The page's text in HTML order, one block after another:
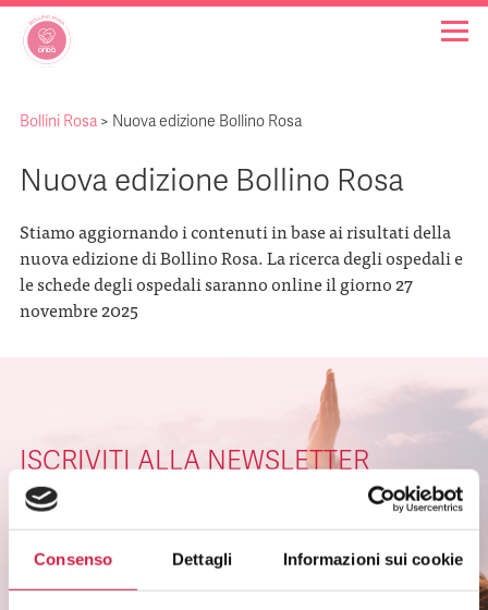
Consenso Dettagli Informazioni sui cookie
OSPEDALI BOLLINO ROSA
INIZIATIVE
NOTIZIE
Bollini Rosa > Nuova edizione Bollino Rosa
Nuova edizione Bollino Rosa
Stiamo aggiornando i contenuti in base ai risultati della
nuova edizione di Bollino Rosa. La ricerca degli ospedali e
le schede degli ospedali saranno online il giorno 27
novembre 2025
ISCRIVITI ALLA NEWSLETTER
Scopri come partecipare alle iniziative degli
ospedali Bollino Rosa.
Rimani informato sui temi di salute di
genere.